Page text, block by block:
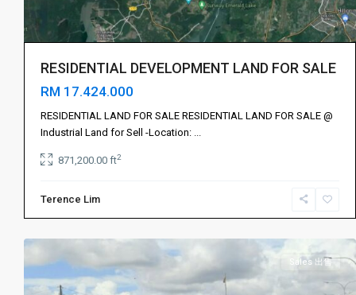
RESIDENTIAL DEVELOPMENT LAND FOR SALE
RM 17.424.000
RESIDENTIAL LAND FOR SALE RESIDENTIAL LAND FOR SALE @
Industrial Land for Sell -Location: ...
871,200.00 ft2
Terence Lim
山,
斯
干
达
布
丽,
林
Sales 出售